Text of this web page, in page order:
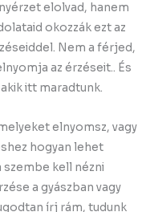
elolvad, hanem
okozzák ezt az
Nem a férjed,
az érzéseit.. És
itt maradtunk.
elnyomsz, vagy
hogyan lehet
szembe kell nézni
a gyászban vagy
írj rám, tudunk